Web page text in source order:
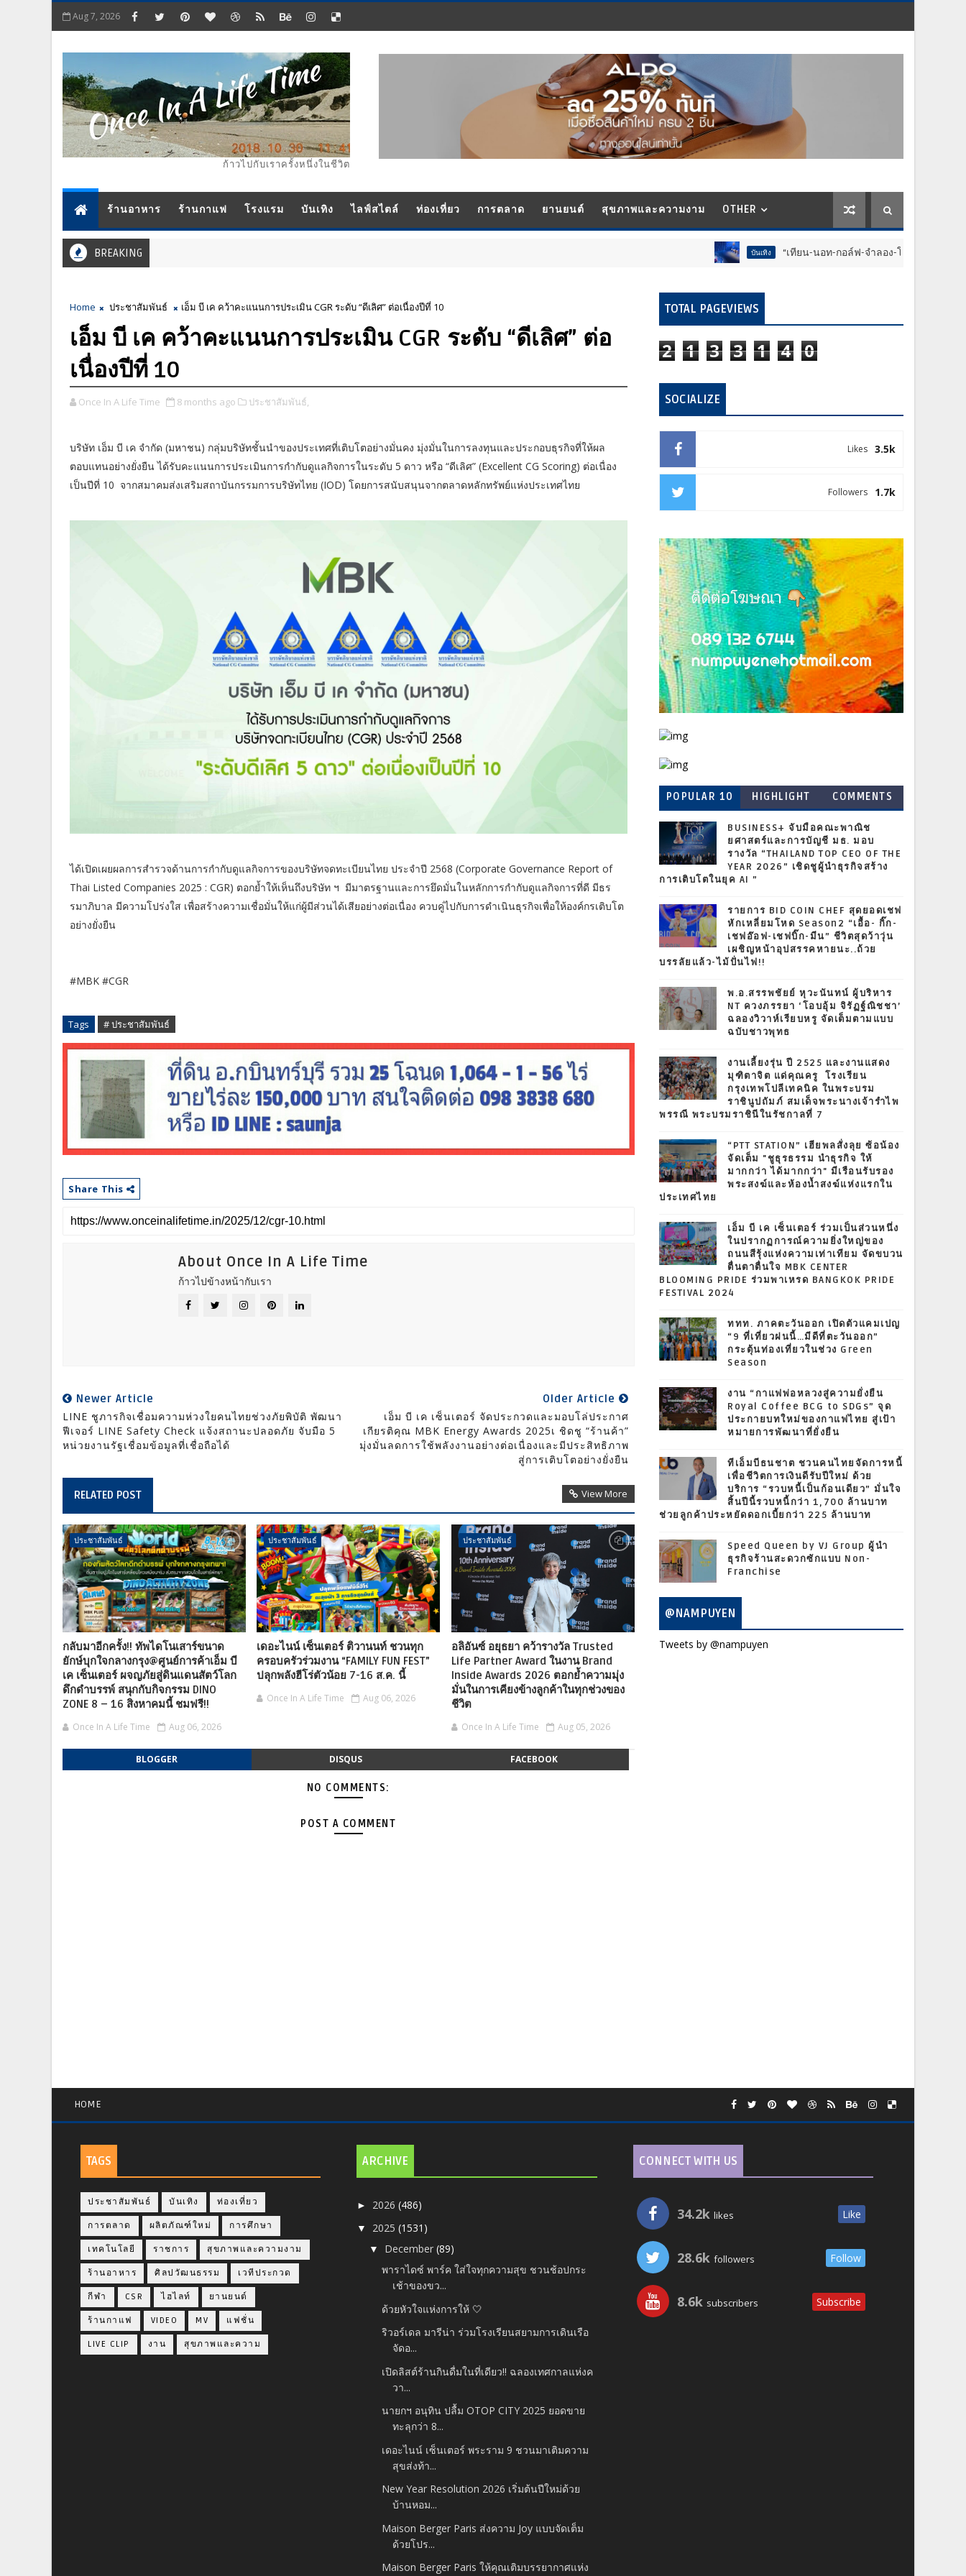
Aug 7, 2026
ก้าวไปกับเราครั้งหนึ่งในชีวิต
ร้านอาหาร ร้านกาแฟ โรงแรม บันเทิง ไลฟ์สไตล์ ท่องเที่ยว การตลาด ยานยนต์ สุขภาพและความงาม OTHER
BREAKING บันเทิง “เทียน-นอท-กอล์ฟ-จำลอง-โฟล์ค” ร้องจ๊าก!! อุปก
Home ประชาสัมพันธ์ เอ็ม บี เค คว้าคะแนนการประเมิน CGR ระดับ “ดีเลิศ” ต่อเนื่องปีที่ 10
เอ็ม บี เค คว้าคะแนนการประเมิน CGR ระดับ “ดีเลิศ” ต่อ
เนื่องปีที่ 10
Once In A Life Time 8 months ago ประชาสัมพันธ์,
บริษัท เอ็ม บี เค จำกัด (มหาชน) กลุ่มบริษัทชั้นนำของประเทศที่เติบโตอย่างมั่นคง มุ่งมั่นในการลงทุนและประกอบธุรกิจที่ให้ผล
ตอบแทนอย่างยั่งยืน ได้รับคะแนนการประเมินการกำกับดูแลกิจการในระดับ 5 ดาว หรือ “ดีเลิศ” (Excellent CG Scoring) ต่อเนื่อง
เป็นปีที่ 10 จากสมาคมส่งเสริมสถาบันกรรมการบริษัทไทย (IOD) โดยการสนับสนุนจากตลาดหลักทรัพย์แห่งประเทศไทย
ได้เปิดเผยผลการสำรวจด้านการกำกับดูแลกิจการของบริษัทจดทะเบียนไทย ประจำปี 2568 (Corporate Governance Report of
Thai Listed Companies 2025 : CGR) ตอกย้ำให้เห็นถึงบริษัท ฯ มีมาตรฐานและการยึดมั่นในหลักการกำกับดูแลกิจการที่ดี มีธร
รมาภิบาล มีความโปร่งใส เพื่อสร้างความเชื่อมั่นให้แก่ผู้มีส่วนได้เสียอย่างต่อเนื่อง ควบคู่ไปกับการดำเนินธุรกิจเพื่อให้องค์กรเติบโต
อย่างยั่งยืน
#MBK #CGR
Tags # ประชาสัมพันธ์
Share This
About Once In A Life Time
ก้าวไปข้างหน้ากับเรา
Newer Article
LINE ชูภารกิจเชื่อมความห่วงใยคนไทยช่วงภัยพิบัติ พัฒนา
ฟีเจอร์ LINE Safety Check แจ้งสถานะปลอดภัย จับมือ 5
หน่วยงานรัฐเชื่อมข้อมูลที่เชื่อถือได้
Older Article
เอ็ม บี เค เซ็นเตอร์ จัดประกวดและมอบโล่ประกาศ
เกียรติคุณ MBK Energy Awards 2025เ ชิดชู “ร้านค้า”
มุ่งมั่นลดการใช้พลังงานอย่างต่อเนื่องและมีประสิทธิภาพ
สู่การเติบโตอย่างยั่งยืน
RELATED POST View More
ประชาสัมพันธ์
กลับมาอีกครั้ง!! ทัพไดโนเสาร์ขนาด
ยักษ์บุกใจกลางกรุง@ศูนย์การค้าเอ็ม บี
เค เซ็นเตอร์ ผจญภัยสู่ดินแดนสัตว์โลก
ดึกดำบรรพ์ สนุกกับกิจกรรม DINO
ZONE 8 – 16 สิงหาคมนี้ ชมฟรี!!
Once In A Life Time Aug 06, 2026
ประชาสัมพันธ์
เดอะไนน์ เซ็นเตอร์ ติวานนท์ ชวนทุก
ครอบครัวร่วมงาน “FAMILY FUN FEST”
ปลุกพลังฮีโร่ตัวน้อย 7-16 ส.ค. นี้
Once In A Life Time Aug 06, 2026
ประชาสัมพันธ์
อลิอันซ์ อยุธยา คว้ารางวัล Trusted
Life Partner Award ในงาน Brand
Inside Awards 2026 ตอกย้ำความมุ่ง
มั่นในการเคียงข้างลูกค้าในทุกช่วงของ
ชีวิต
Once In A Life Time Aug 05, 2026
BLOGGER DISQUS FACEBOOK
NO COMMENTS:
POST A COMMENT
TOTAL PAGEVIEWS
2 1 3 3 1 4 0
SOCIALIZE
3.5k
Likes
1.7k
Followers
POPULAR 10 HIGHLIGHT COMMENTS
BUSINESS+ จับมือคณะพาณิช
ยศาสตร์และการบัญชี มธ. มอบ
รางวัล “THAILAND TOP CEO OF THE
YEAR 2026” เชิดชูผู้นำธุรกิจสร้าง
การเติบโตในยุค AI ”
รายการ BID COIN CHEF สุดยอดเชฟ
หักเหลี่ยมโหด Season2 “เอื้อ- กิ๊ก-
เชฟอ๊อฟ-เชฟบิ๊ก-มีน” ชีวิตสุดว้าวุ่น
เผชิญหน้าอุปสรรคหายนะ..ถ้วย
บรรลัยแล้ว-ไม้ปั่นไฟ!!
พ.อ.สรรพชัยย์ หุวะนันทน์ ผู้บริหาร
NT ควงภรรยา ‘โอบอุ้ม จิรัฏฐ์ณิชชา’
ฉลองวิวาห์เรียบหรู จัดเต็มตามแบบ
ฉบับชาวพุทธ
งานเลี้ยงรุ่น ปี 2525 และงานแสดง
มุฑิตาจิต แด่คุณครู โรงเรียน
กรุงเทพโปลีเทคนิค ในพระบรม
ราชินูปถัมภ์ สมเด็จพระนางเจ้ารำไพ
พรรณี พระบรมราชินีในรัชกาลที่ 7
“PTT STATION” เฮียพลสั่งลุย ซ้อน้อง
จัดเต็ม "ชูธุรธรรม นำธุรกิจ ให้
มากกว่า ได้มากกว่า" มีเรือนรับรอง
พระสงฆ์และห้องน้ำสงฆ์แห่งแรกใน
ประเทศไทย
เอ็ม บี เค เซ็นเตอร์ ร่วมเป็นส่วนหนึ่ง
ในปรากฏการณ์ความยิ่งใหญ่ของ
ถนนสีรุ้งแห่งความเท่าเทียม จัดขบวน
ตื่นตาตื่นใจ MBK CENTER
BLOOMING PRIDE ร่วมพาเหรด BANGKOK PRIDE
FESTIVAL 2024
ททท. ภาคตะวันออก เปิดตัวแคมเปญ
“9 ที่เที่ยวฝนนี้…มีดีที่ตะวันออก”
กระตุ้นท่องเที่ยวในช่วง Green
Season
งาน “กาแฟพ่อหลวงสู่ความยั่งยืน
Royal Coffee BCG to SDGs” จุด
ประกายบทใหม่ของกาแฟไทย สู่เป้า
หมายการพัฒนาที่ยั่งยืน
ทีเอ็มบีธนชาต ชวนคนไทยจัดการหนี้
เพื่อชีวิตการเงินดีรับปีใหม่ ด้วย
บริการ “รวบหนี้เป็นก้อนเดียว” มั่นใจ
สิ้นปีนี้รวบหนี้กว่า 1,700 ล้านบาท
ช่วยลูกค้าประหยัดดอกเบี้ยกว่า 225 ล้านบาท
Speed Queen by VJ Group ผู้นำ
ธุรกิจร้านสะดวกซักแบบ Non-
Franchise
@NAMPUYEN
Tweets by @nampuyen
HOME
TAGS
ประชาสัมพันธ์ บันเทิง ท่องเที่ยว
การตลาด ผลิตภัณฑ์ใหม่ การศึกษา
เทคโนโลยี ราชการ สุขภาพและความงาม
ร้านอาหาร ศิลปวัฒนธรรม เวทีประกวด
กีฬา CSR ไฮไลท์ ยานยนต์
ร้านกาแฟ VIDEO MV แฟชั่น
LIVE CLIP งาน สุขภาพและความ
ARCHIVE
► 2026(486)
▼ 2025(1531)
▼ December(89)
พาราไดซ์ พาร์ค ใส่ใจทุกความสุข ชวนช้อปกระ
เช้าของขว...
ด้วยหัวใจแห่งการให้ 🤍
ริวอร์เดล มารีน่า ร่วมโรงเรียนสยามการเดินเรือ
จัดอ...
เปิดลิสต์ร้านกินดื่มในที่เดียว!! ฉลองเทศกาลแห่งค
วา...
นายกฯ อนุทิน ปลื้ม OTOP CITY 2025 ยอดขาย
ทะลุกว่า 8...
เดอะไนน์ เซ็นเตอร์ พระราม 9 ชวนมาเติมความ
สุขส่งท้า...
New Year Resolution 2026 เริ่มต้นปีใหม่ด้วย
บ้านหอม...
Maison Berger Paris ส่งความ Joy แบบจัดเต็ม
ด้วยโปร...
Maison Berger Paris ให้คุณเติมบรรยากาศแห่ง
CONNECT WITH US
34.2k likes Like
28.6k followers Follow
8.6k subscribers Subscribe